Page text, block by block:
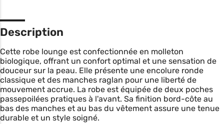
Description
Cette robe lounge est confectionnée en molleton
biologique, offrant un confort optimal et une sensation de
douceur sur la peau. Elle présente une encolure ronde
classique et des manches raglan pour une liberté de
mouvement accrue. La robe est équipée de deux poches
passepoilées pratiques à l'avant. Sa finition bord-côte au
bas des manches et au bas du vêtement assure une tenue
durable et un style soigné.